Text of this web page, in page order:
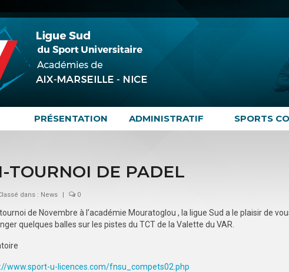
PRÉSENTATION ADMINISTRATIF SPORTS CO
TOURNOI DE PADEL
dans : News | 0
de Novembre à l’académie Mouratoglou , la ligue Sud a le plaisir de
quelques balles sur les pistes du TCT de la Valette du VAR.
www.sport-u-licences.com/fnsu_compets02.php